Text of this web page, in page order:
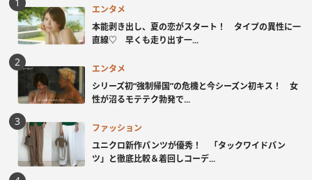
エンタメ
本能剥き出し、夏の恋がスタート！ タイプの異性に一
直線♡ 早くも走り出す一...
エンタメ
シリーズ初“強制帰国”の危機と今シーズン初キス！ 女
性が沼るモテテク勃発で...
ファッション
ユニクロ新作パンツが優秀！ 「タックワイドパン
ツ」と徹底比較＆着回しコーデ...